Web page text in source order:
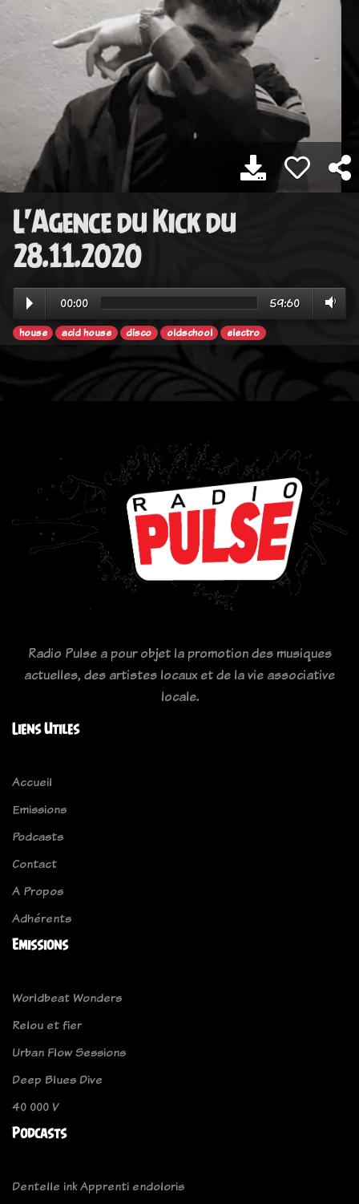
L'Agence du Kick du
28.11.2020
00:00 59:60
house acid house disco oldschool electro
Radio Pulse a pour objet la promotion des musiques
actuelles, des artistes locaux et de la vie associative
locale.
Liens Utiles
Accueil
Emissions
Podcasts
Contact
A Propos
Adhérents
Emissions
Worldbeat Wonders
Relou et fier
Urban Flow Sessions
Deep Blues Dive
40 000 V
Podcasts
Dentelle ink Apprenti endoloris